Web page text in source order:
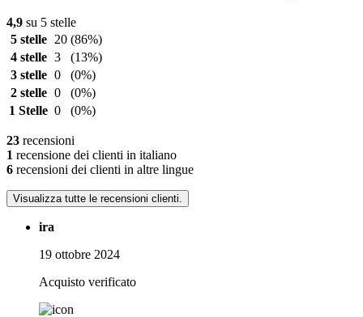
4,9 su 5 stelle
5 stelle
20 (86%)
4 stelle 3
(13%)
3 stelle 0
(0%)
2 stelle 0
(0%)
1 Stelle 0 (0%)
23 recensioni
1 recensione dei clienti in italiano
6 recensioni dei clienti in altre lingue
Visualizza tutte le recensioni clienti.
ira
19 ottobre 2024
Acquisto verificato